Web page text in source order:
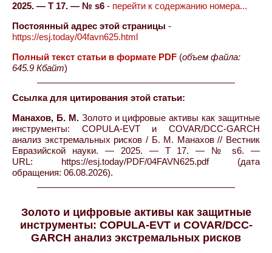
2025. — Т 17. — № s6 - перейти к содержанию номера...
Постоянный адрес этой страницы -
https://esj.today/04favn625.html
Полный текст статьи в формате PDF (объем файла:
645.9 Кбайт)
Ссылка для цитирования этой статьи:
Манахов, Б. М.Золото и цифровые активы как защитные
инструменты: COPULA-EVT и COVAR/DCC-GARCH
анализ экстремальных рисков / Б. М. Манахов // Вестник
Евразийской науки. — 2025. — Т 17. — № s6. —
URL: https://esj.today/PDF/04FAVN625.pdf (дата
обращения: 06.08.2026).
Золото и цифровые активы как защитные
инструменты: COPULA-EVT и COVAR/DCC-
GARCH анализ экстремальных рисков